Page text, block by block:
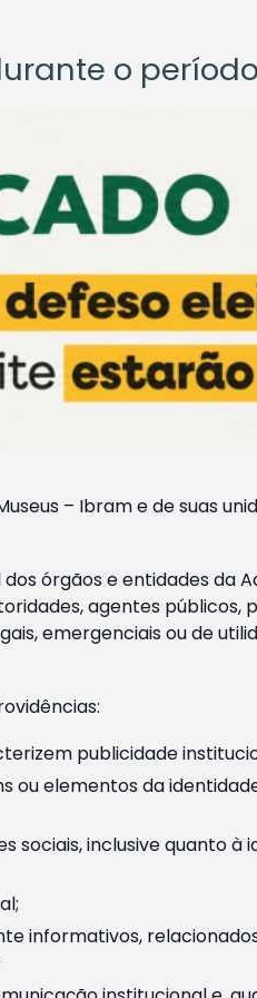
o
– Ibram e de suas
órgãos e entidades da
agentes públicos,
emergenciais ou de
publicidade
elementos da
sociais, inclusive quanto à
informativos,